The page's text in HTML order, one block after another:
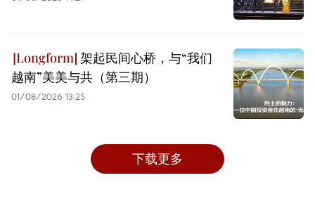
架起民间心桥，与“我们
越南”美美与共（第三期）
01/08/2026 13:25
下载更多